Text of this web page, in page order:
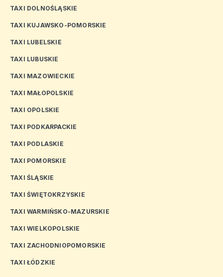
TAXI DOLNOŚLĄSKIE
TAXI KUJAWSKO-POMORSKIE
TAXI LUBELSKIE
TAXI LUBUSKIE
TAXI MAZOWIECKIE
TAXI MAŁOPOLSKIE
TAXI OPOLSKIE
TAXI PODKARPACKIE
TAXI PODLASKIE
TAXI POMORSKIE
TAXI ŚLĄSKIE
TAXI ŚWIĘTOKRZYSKIE
TAXI WARMIŃSKO-MAZURSKIE
TAXI WIELKOPOLSKIE
TAXI ZACHODNIOPOMORSKIE
TAXI ŁÓDZKIE